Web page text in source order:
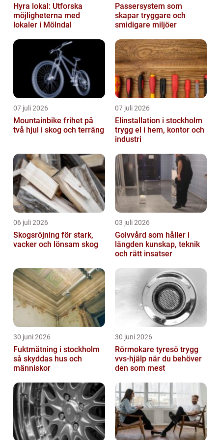
Hyra lokal: Utforska
möjligheterna med
lokaler i Mölndal
Passersystem som
skapar tryggare och
smidigare miljöer
07 juli 2026
Mountainbike frihet på
två hjul i skog och terräng
07 juli 2026
Elinstallation i stockholm
trygg el i hem, kontor och
industri
06 juli 2026
Skogsröjning för stark,
vacker och lönsam skog
03 juli 2026
Golvvård som håller i
längden kunskap, teknik
och rätt insatser
30 juni 2026
Fuktmätning i stockholm
så skyddas hus och
människor
30 juni 2026
Rörmokare tyresö trygg
vvs-hjälp när du behöver
den som mest